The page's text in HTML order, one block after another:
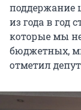
поддержание
из года в год
которые мы
бюджетных,
отметил